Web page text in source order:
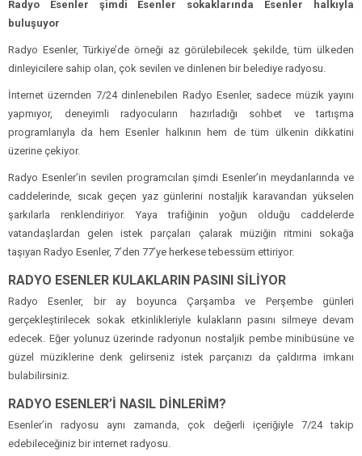
Radyo Esenler şimdi Esenler sokaklarında Esenler halkıyla
buluşuyor
Radyo Esenler, Türkiye’de örneği az görülebilecek şekilde, tüm ülkeden
dinleyicilere sahip olan, çok sevilen ve dinlenen bir belediye radyosu.
İnternet üzernden 7/24 dinlenebilen Radyo Esenler, sadece müzik yayını
yapmıyor, deneyimli radyocuların hazırladığı sohbet ve tartışma
programlarıyla da hem Esenler halkının hem de tüm ülkenin dikkatini
üzerine çekiyor.
Radyo Esenler’in sevilen programcıları şimdi Esenler’in meydanlarında ve
caddelerinde, sıcak geçen yaz günlerini nostaljik karavandan yükselen
şarkılarla renklendiriyor. Yaya trafiğinin yoğun olduğu caddelerde
vatandaşlardan gelen istek parçaları çalarak müziğin ritmini sokağa
taşıyan Radyo Esenler, 7’den 77’ye herkese tebessüm ettiriyor.
RADYO ESENLER KULAKLARIN PASINI SİLİYOR
Radyo Esenler, bir ay boyunca Çarşamba ve Perşembe günleri
gerçekleştirilecek sokak etkinlikleriyle kulakların pasını silmeye devam
edecek. Eğer yolunuz üzerinde radyonun nostaljik pembe minibüsüne ve
güzel müziklerine denk gelirseniz istek parçanızı da çaldırma imkanı
bulabilirsiniz.
RADYO ESENLER’İ NASIL DİNLERİM?
Esenler’in radyosu aynı zamanda, çok değerli içeriğiyle 7/24 takip
edebileceğiniz bir internet radyosu.